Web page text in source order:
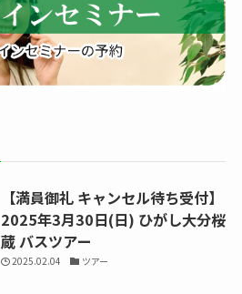
る
【満員御礼 キャンセル待ち受付】
2025年3月30日(日) ひがし大分桜
蔵 バスツアー
2025.02.04 ツアー